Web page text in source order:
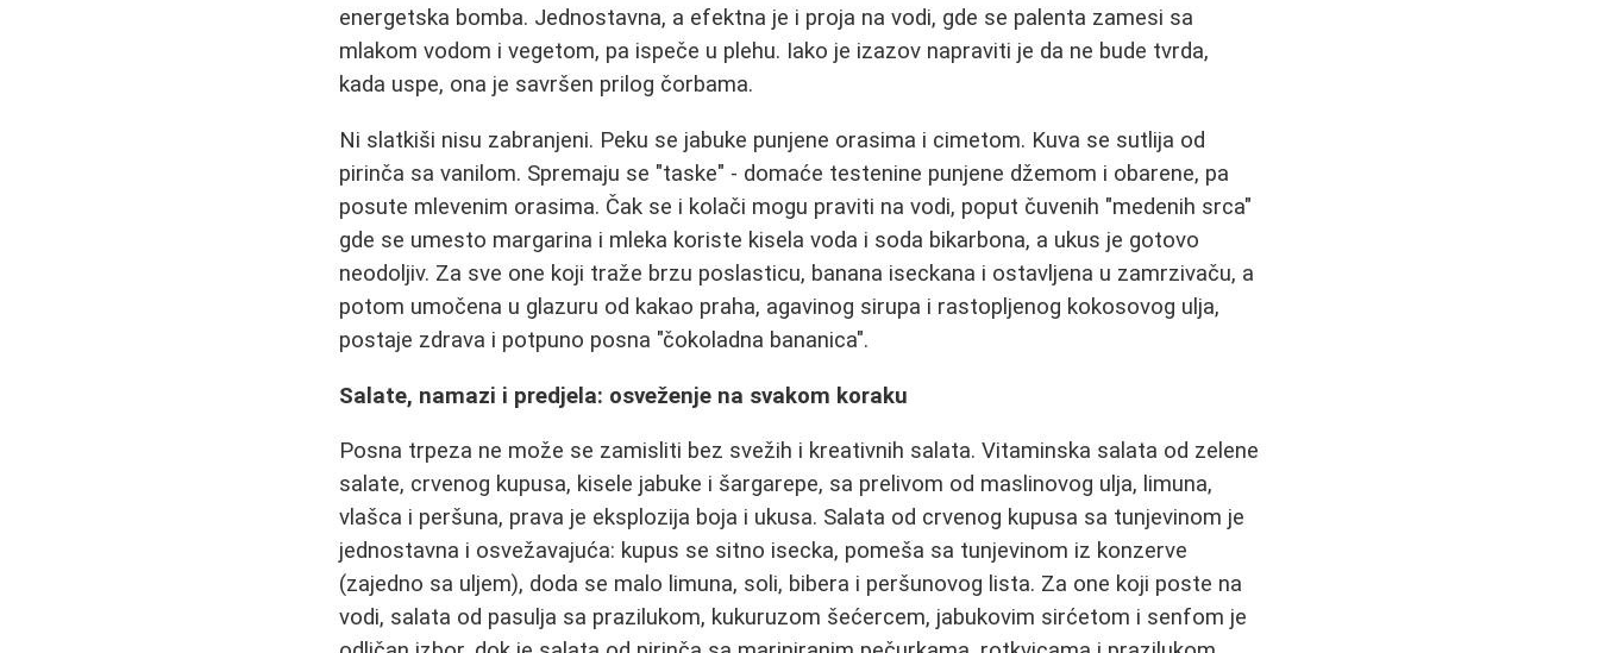
energetska bomba. Jednostavna, a efektna je i proja na vodi, gde se palenta zamesi sa
mlakom vodom i vegetom, pa ispeče u plehu. Iako je izazov napraviti je da ne bude tvrda,
kada uspe, ona je savršen prilog čorbama.
Ni slatkiši nisu zabranjeni. Peku se jabuke punjene orasima i cimetom. Kuva se sutlija od
pirinča sa vanilom. Spremaju se "taske" - domaće testenine punjene džemom i obarene, pa
posute mlevenim orasima. Čak se i kolači mogu praviti na vodi, poput čuvenih "medenih srca"
gde se umesto margarina i mleka koriste kisela voda i soda bikarbona, a ukus je gotovo
neodoljiv. Za sve one koji traže brzu poslasticu, banana iseckana i ostavljena u zamrzivaču, a
potom umočena u glazuru od kakao praha, agavinog sirupa i rastopljenog kokosovog ulja,
postaje zdrava i potpuno posna "čokoladna bananica".
Salate, namazi i predjela: osveženje na svakom koraku
Posna trpeza ne može se zamisliti bez svežih i kreativnih salata. Vitaminska salata od zelene
salate, crvenog kupusa, kisele jabuke i šargarepe, sa prelivom od maslinovog ulja, limuna,
vlašca i peršuna, prava je eksplozija boja i ukusa. Salata od crvenog kupusa sa tunjevinom je
jednostavna i osvežavajuća: kupus se sitno isecka, pomeša sa tunjevinom iz konzerve
(zajedno sa uljem), doda se malo limuna, soli, bibera i peršunovog lista. Za one koji poste na
vodi, salata od pasulja sa prazilukom, kukuruzom šećercem, jabukovim sirćetom i senfom je